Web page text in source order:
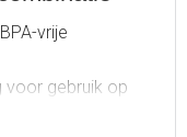
vrije
voor gebruik op